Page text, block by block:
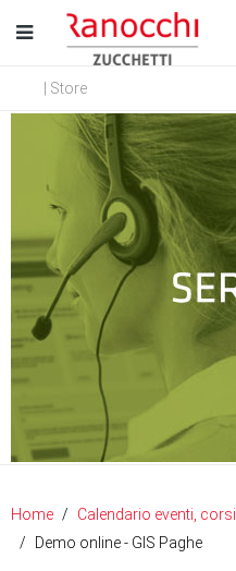
| Store
Home
Calendario eventi,
Demo online - GIS Paghe